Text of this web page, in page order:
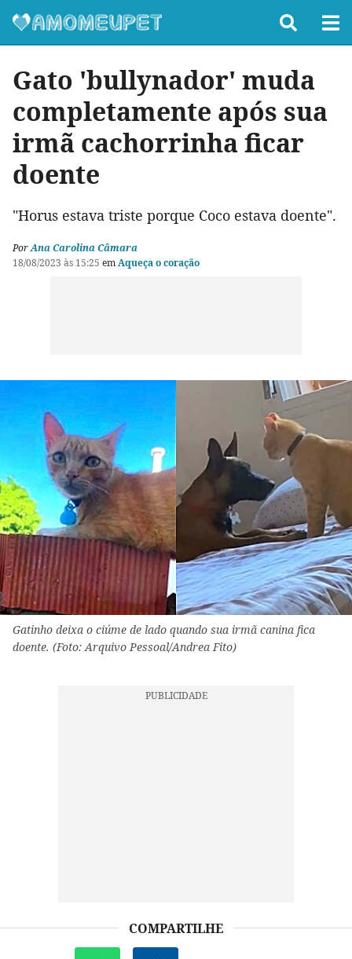
Gato 'bullynador' muda
completamente após sua
irmã cachorrinha ficar
doente
"Horus estava triste porque Coco estava doente".
PorAna Carolina Câmara
18/08/2023 às 15:25 emAqueça o coração
Gatinho deixa o ciúme de lado quando sua irmã canina fica
doente. (Foto: Arquivo Pessoal/Andrea Fito)
COMPARTILHE